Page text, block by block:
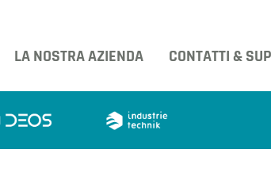
LA NOSTRA AZIENDA CONTATTI &